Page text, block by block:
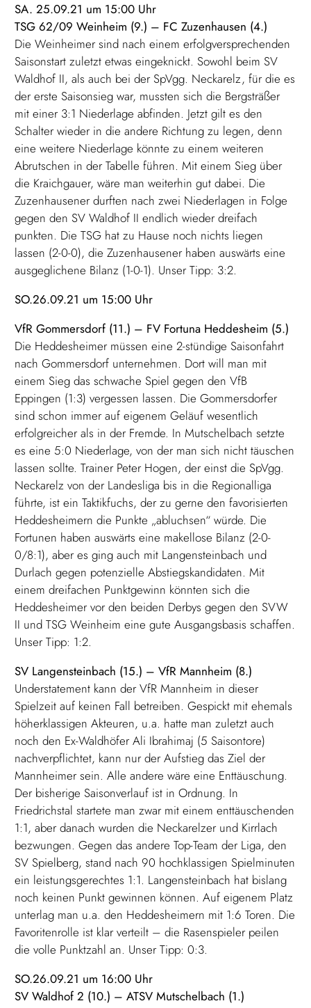
SA. 25.09.21 um 15:00 Uhr
TSG 62/09 Weinheim (9.) – FC Zuzenhausen (4.)
Die Weinheimer sind nach einem erfolgversprechenden
Saisonstart zuletzt etwas eingeknickt. Sowohl beim SV
Waldhof II, als auch bei der SpVgg. Neckarelz, für die es
der erste Saisonsieg war, mussten sich die Bergsträßer
mit einer 3:1 Niederlage abfinden. Jetzt gilt es den
Schalter wieder in die andere Richtung zu legen, denn
eine weitere Niederlage könnte zu einem weiteren
Abrutschen in der Tabelle führen. Mit einem Sieg über
die Kraichgauer, wäre man weiterhin gut dabei. Die
Zuzenhausener durften nach zwei Niederlagen in Folge
gegen den SV Waldhof II endlich wieder dreifach
punkten. Die TSG hat zu Hause noch nichts liegen
lassen (2-0-0), die Zuzenhausener haben auswärts eine
ausgeglichene Bilanz (1-0-1). Unser Tipp: 3:2.
SO.26.09.21 um 15:00 Uhr
VfR Gommersdorf (11.) – FV Fortuna Heddesheim (5.)
Die Heddesheimer müssen eine 2-stündige Saisonfahrt
nach Gommersdorf unternehmen. Dort will man mit
einem Sieg das schwache Spiel gegen den VfB
Eppingen (1:3) vergessen lassen. Die Gommersdorfer
sind schon immer auf eigenem Geläuf wesentlich
erfolgreicher als in der Fremde. In Mutschelbach setzte
es eine 5:0 Niederlage, von der man sich nicht täuschen
lassen sollte. Trainer Peter Hogen, der einst die SpVgg.
Neckarelz von der Landesliga bis in die Regionalliga
führte, ist ein Taktikfuchs, der zu gerne den favorisierten
Heddesheimern die Punkte „abluchsen“ würde. Die
Fortunen haben auswärts eine makellose Bilanz (2-0-
0/8:1), aber es ging auch mit Langensteinbach und
Durlach gegen potenzielle Abstiegskandidaten. Mit
einem dreifachen Punktgewinn könnten sich die
Heddesheimer vor den beiden Derbys gegen den SVW
II und TSG Weinheim eine gute Ausgangsbasis schaffen.
Unser Tipp: 1:2.
SV Langensteinbach (15.) – VfR Mannheim (8.)
Understatement kann der VfR Mannheim in dieser
Spielzeit auf keinen Fall betreiben. Gespickt mit ehemals
höherklassigen Akteuren, u.a. hatte man zuletzt auch
noch den Ex-Waldhöfer Ali Ibrahimaj (5 Saisontore)
nachverpflichtet, kann nur der Aufstieg das Ziel der
Mannheimer sein. Alle andere wäre eine Enttäuschung.
Der bisherige Saisonverlauf ist in Ordnung. In
Friedrichstal startete man zwar mit einem enttäuschenden
1:1, aber danach wurden die Neckarelzer und Kirrlach
bezwungen. Gegen das andere Top-Team der Liga, den
SV Spielberg, stand nach 90 hochklassigen Spielminuten
ein leistungsgerechtes 1:1. Langensteinbach hat bislang
noch keinen Punkt gewinnen können. Auf eigenem Platz
unterlag man u.a. den Heddesheimern mit 1:6 Toren. Die
Favoritenrolle ist klar verteilt – die Rasenspieler peilen
die volle Punktzahl an. Unser Tipp: 0:3.
SO.26.09.21 um 16:00 Uhr
SV Waldhof 2 (10.) – ATSV Mutschelbach (1.)